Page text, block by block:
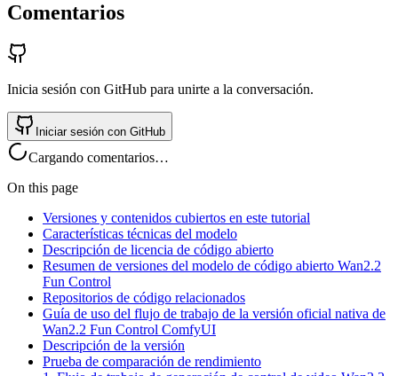
Comentarios
Inicia sesión con GitHub para unirte a la conversación.
Iniciar sesión con GitHub
Cargando comentarios…
On this page
Versiones y contenidos cubiertos en este tutorial
Características técnicas del modelo
Descripción de licencia de código abierto
Resumen de versiones del modelo de código abierto Wan2.2
Fun Control
Repositorios de código relacionados
Guía de uso del flujo de trabajo de la versión oficial nativa de
Wan2.2 Fun Control ComfyUI
Descripción de la versión
Prueba de comparación de rendimiento